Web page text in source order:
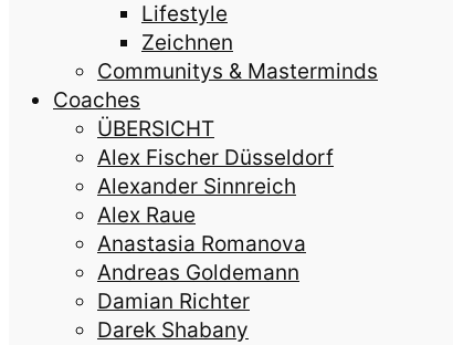
Lifestyle
Zeichnen
Communitys & Masterminds
Coaches
ÜBERSICHT
Alex Fischer Düsseldorf
Alexander Sinnreich
Alex Raue
Anastasia Romanova
Andreas Goldemann
Damian Richter
Darek Shabany